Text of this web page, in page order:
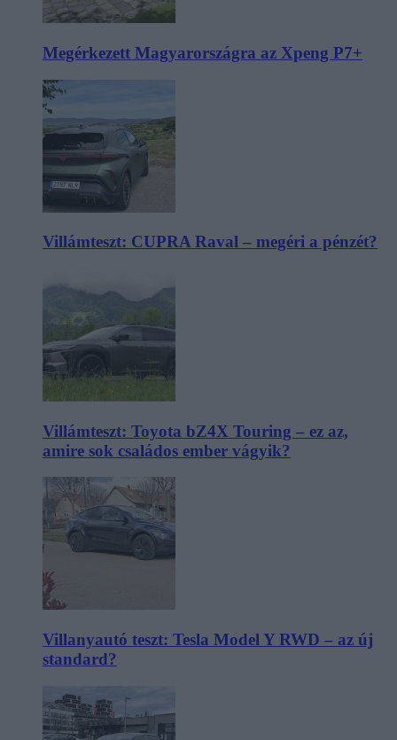
Megérkezett Magyarországra az Xpeng P7+
Villámteszt: CUPRA Raval – megéri a pénzét?
Villámteszt: Toyota bZ4X Touring – ez az,
amire sok családos ember vágyik?
Villanyautó teszt: Tesla Model Y RWD – az új
standard?